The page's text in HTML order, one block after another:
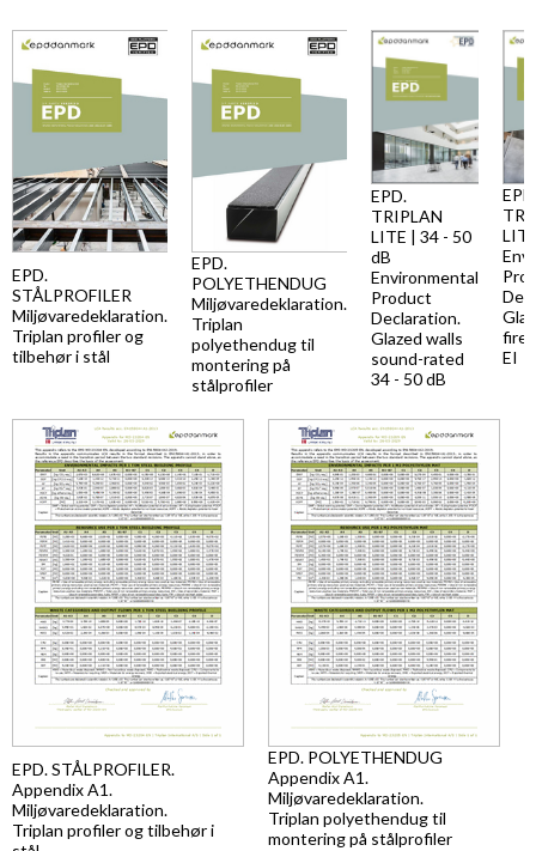
EPD.
STÅLPROFILER
Miljøvaredeklaration.
Triplan profiler og
tilbehør i stål
EPD.
POLYETHENDUG
Miljøvaredeklaration.
Triplan
polyethendug til
montering på
stålprofiler
EPD.
TRIPLAN
LITE | 34 - 50
dB
Environmental
Product
Declaration.
Glazed walls
sound-rated
34 - 50 dB
fire-
EI
EPD. STÅLPROFILER.
Appendix A1.
Miljøvaredeklaration.
Triplan profiler og tilbehør i
EPD. POLYETHENDUG
Appendix A1.
Miljøvaredeklaration.
Triplan polyethendug til
montering på stålprofiler